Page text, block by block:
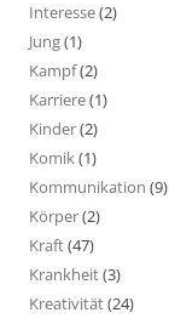
Interesse(2)
Jung(1)
Kampf(2)
Karriere(1)
Kinder(2)
Komik(1)
Kommunikation (9)
Körper(2)
Kraft(47)
Krankheit(3)
Kreativität(24)